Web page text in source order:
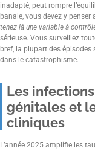
inadapté, peut rompre
banale, vous devez y
tenez là une variable à
sérieuse. Vous surveillez
bref, la plupart des épisodes
dans le catastrophisme.
Les
génitales et
cliniques
L’année 2025 amplifie les